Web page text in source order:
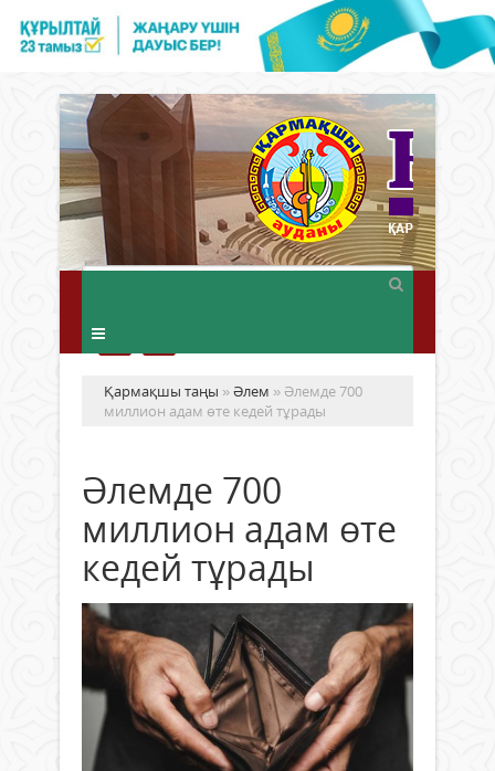
Қармақшы таңы »Әлем » Әлемде 700
миллион адам өте кедей тұрады
Әлемде 700
миллион адам өте
кедей тұрады